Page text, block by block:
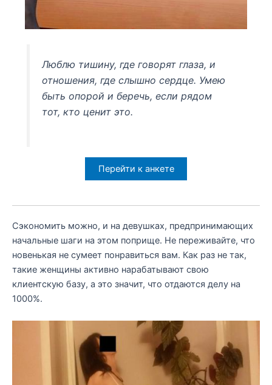
Люблю тишину, где говорят глаза, и
отношения, где слышно сердце. Умею
быть опорой и беречь, если рядом
тот, кто ценит это.
Перейти к анкете
Сэкономить можно, и на девушках, предпринимающих
начальные шаги на этом поприще. Не переживайте, что
новенькая не сумеет понравиться вам. Как раз не так,
такие женщины активно нарабатывают свою
клиентскую базу, а это значит, что отдаются делу на
1000%.